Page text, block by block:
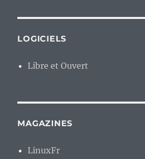
LOGICIELS
Libre et Ouvert
MAGAZINES
LinuxFr